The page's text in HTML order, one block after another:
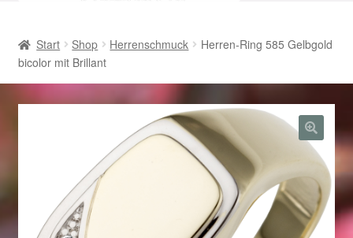
AGB
Beispiel-Seite
Geschenke zu Ostern 2023
Geschenke zu Ostern 2024
Start Shop Herrenschmuck
Herren-Ring 585 Gelbgold
bicolor mit Brillant